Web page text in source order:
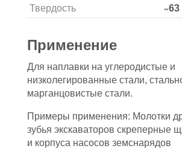
Твердость
63
Применение
Для наплавки на углеродистые и
низколегированные стали,
марганцовистые стали.
Примеры применения: Молотки
зубья экскаваторов скреперные
и корпуса насосов земснарядов